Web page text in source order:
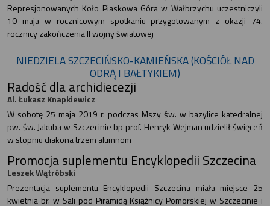
Represjonowanych Koło Piaskowa Góra w Wałbrzychu uczestniczyli
10 maja w rocznicowym spotkaniu przygotowanym z okazji 74.
rocznicy zakończenia II wojny światowej
NIEDZIELA SZCZECIŃSKO-KAMIEŃSKA (KOŚCIÓŁ NAD
ODRĄ I BAŁTYKIEM)
Radość dla archidiecezji
Al. Łukasz Knapkiewicz
W sobotę 25 maja 2019 r. podczas Mszy św. w bazylice katedralnej
pw. św. Jakuba w Szczecinie bp prof. Henryk Wejman udzielił święceń
w stopniu diakona trzem alumnom
Promocja suplementu Encyklopedii Szczecina
Leszek Wątróbski
Prezentacja suplementu Encyklopedii Szczecina miała miejsce 25
kwietnia br. w Sali pod Piramidą Książnicy Pomorskiej w Szczecinie i